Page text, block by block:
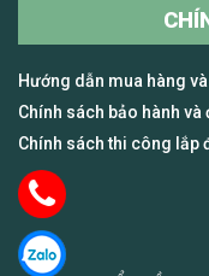
Hướng dẫn mua hàng
Chính sách bảo hành và
Chính sách thi công lắp